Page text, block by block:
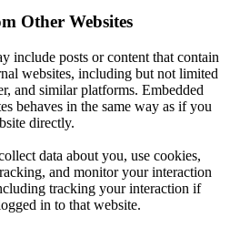
Other Websites
include posts or content that contain
websites, including but not limited
and similar platforms. Embedded
behaves in the same way as if you
directly.
data about you, use cookies,
and monitor your interaction
tracking your interaction if
in to that website.